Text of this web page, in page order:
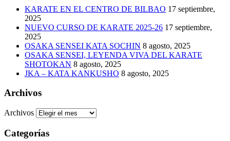
KARATE EN EL CENTRO DE BILBAO 17 septiembre,
2025
NUEVO CURSO DE KARATE 2025-26 17 septiembre,
2025
OSAKA SENSEI KATA SOCHIN 8 agosto, 2025
OSAKA SENSEI, LEYENDA VIVA DEL KARATE
SHOTOKAN 8 agosto, 2025
JKA – KATA KANKUSHO 8 agosto, 2025
Archivos
Archivos
Categorías